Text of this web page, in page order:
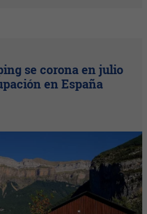
se corona en julio
en España